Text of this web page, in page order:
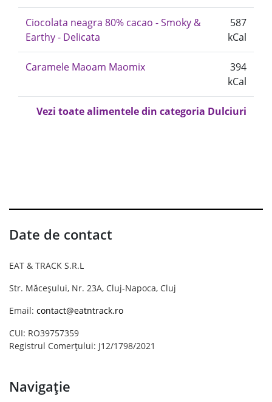
Ciocolata neagra 80% cacao - Smoky &
Earthy - Delicata
587
kCal
Caramele Maoam Maomix
394
kCal
Vezi toate alimentele din categoria Dulciuri
Date de contact
EAT & TRACK S.R.L
Str. Măceșului, Nr. 23A, Cluj-Napoca, Cluj
Email: contact@eatntrack.ro
CUI: RO39757359
Registrul Comerțului: J12/1798/2021
Navigație